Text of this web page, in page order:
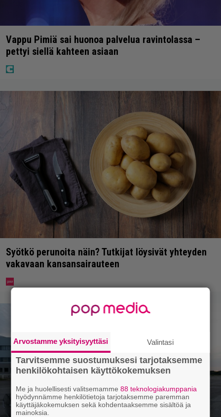
Vappu Pimiä sai huonoa palvelua ravintolassa –
pettyi siellä kahteen asiaan
Syötkö perunoita näin? Tutkijat löysivät yhteyden
vakavaan kansansairauteen
Arvostamme yksityisyyttäsi Valintasi
Tarvitsemme suostumuksesi tarjotaksemme
henkilökohtaisen käyttökokemuksen
Me ja huolellisesti valitsemamme88 teknologiakumppania
hyödynnämme henkilötietoja tarjotaksemme paremman
käyttäjäkokemuksen sekä kohdentaaksemme sisältöä ja
mainoksia.